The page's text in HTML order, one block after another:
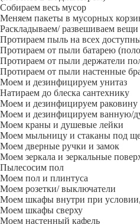
Собираем весь мусор
Меняем пакеты в мусорных
Раскладываем/ развешиваем вещи
Протираем пыль на всех
Протираем от пыли батарею
Протираем от пыли держатели
Протираем от пыли настенные
Моем и дезинфицируем унитаз
Натираем до блеска сантехнику
Моем и дезинфицируем раковину
Моем и дезинфицируем ванную/
Моем краны и душевые лейки
Моем мыльницу и стаканы под
Моем дверные ручки и замок
Моем зеркала и зеркальные
Пылесосим пол
Моем пол и плинтуса
Моем розетки/ выключатели
Моем шкафы внутри при
Моем шкафы сверху
Моем настенный кафель